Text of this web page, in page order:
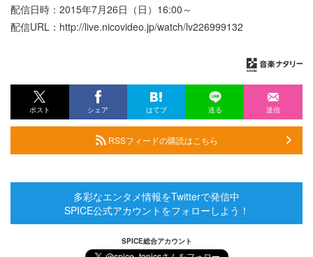
配信日時：2015年7月26日（日）16:00～
配信URL：http://live.nicovideo.jp/watch/lv226999132
ポスト シェア はてブ 送る 送信
RSSフィードの購読はこちら
多彩なエンタメ情報をTwitterで発信中
SPICE公式アカウントをフォローしよう！
SPICE総合アカウント